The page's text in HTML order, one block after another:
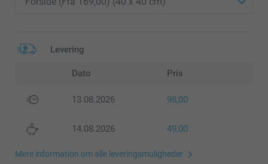
Levering
Dato Pris
13.08.2026 98,00
14.08.2026 49,00
Mere information om alle leveringsmuligheder